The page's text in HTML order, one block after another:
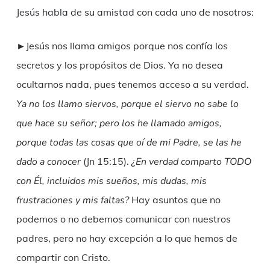
Jesús habla de su amistad con cada uno de nosotros:
►Jesús nos llama amigos porque nos confía los
secretos y los propósitos de Dios. Ya no desea
ocultarnos nada, pues tenemos acceso a su verdad.
Ya no los llamo siervos, porque el siervo no sabe lo
que hace su señor; pero los he llamado amigos,
porque todas las cosas que oí de mi Padre, se las he
dado a conocer(Jn 15:15). ¿En verdad comparto TODO
con Él, incluidos mis sueños, mis dudas, mis
frustraciones y mis faltas?Hay asuntos que no
podemos o no debemos comunicar con nuestros
padres, pero no hay excepción a lo que hemos de
compartir con Cristo.